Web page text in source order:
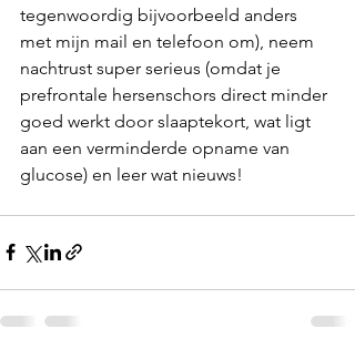
tegenwoordig bijvoorbeeld anders
met mijn mail en telefoon om), neem
nachtrust super serieus (omdat je
prefrontale hersenschors direct minder
goed werkt door slaaptekort, wat ligt
aan een verminderde opname van
glucose) en leer wat nieuws!